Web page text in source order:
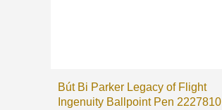
Bút Bi Parker Legacy of Flight
Ingenuity Ballpoint Pen 2227810